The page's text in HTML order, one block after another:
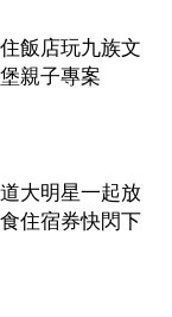
飯店玩九族文
親子專案
大明星一起放
住宿券快閃下